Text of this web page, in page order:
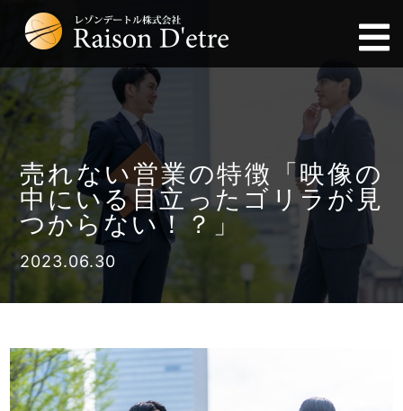
売れない営業の特徴「映像の
中にいる目立ったゴリラが見
つからない！？」
2023.06.30